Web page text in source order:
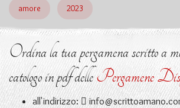
amore 2023
Ordina la tua pergamena scritto a
catologo in pdf dellePergamene
all'indirizzo: